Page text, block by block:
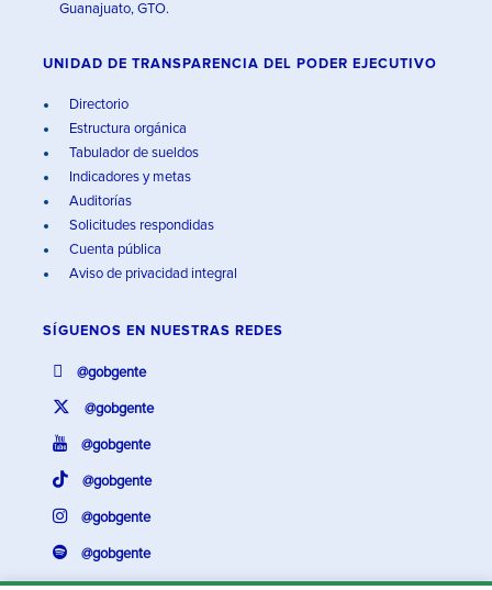
Guanajuato, GTO.
UNIDAD DE TRANSPARENCIA DEL PODER EJECUTIVO
Directorio
Estructura orgánica
Tabulador de sueldos
Indicadores y metas
Auditorías
Solicitudes respondidas
Cuenta pública
Aviso de privacidad integral
SÍGUENOS EN NUESTRAS REDES
@gobgente
@gobgente
@gobgente
@gobgente
@gobgente
@gobgente